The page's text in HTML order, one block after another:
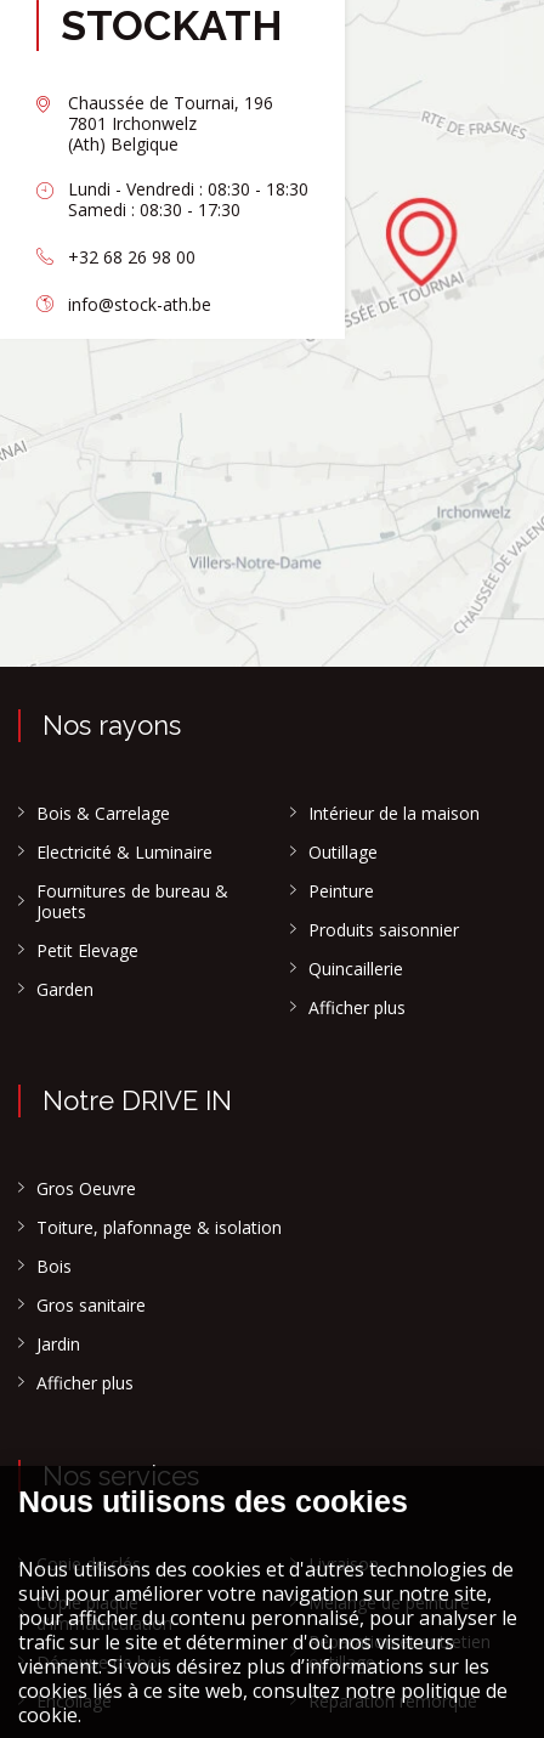
STOCKATH
Chaussée de Tournai, 196
7801 Irchonwelz
(Ath) Belgique
Lundi - Vendredi : 08:30 - 18:30
Samedi : 08:30 - 17:30
+32 68 26 98 00
info@stock-ath.be
Nos rayons
Bois & Carrelage
Electricité & Luminaire
Fournitures de bureau &
Jouets
Petit Elevage
Garden
Intérieur de la maison
Outillage
Peinture
Produits saisonnier
Quincaillerie
Afficher plus
Notre DRIVE IN
Gros Oeuvre
Toiture, plafonnage & isolation
Bois
Gros sanitaire
Jardin
Afficher plus
Nos services
Copie de clés
Copie plaque
d'immatriculation
Découpe de bois
Encollage
Livraison
Mélange de peinture
Réparation et entretien
outillage
Réparation remorque